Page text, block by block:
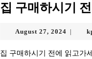
집 구매하시기
August 27, 2024 |
집 구매하시기 전에 읽고가세요! 캐나다에서 집을 구매할 경우를 대비해서 알아두시면 유용한 정보입